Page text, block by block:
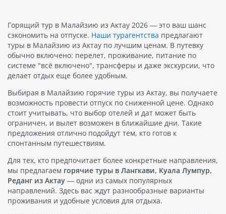
Горящий тур в Малайзию из Актау 2026 — это ваш шанс
сэкономить на отпуске. Наши турагентства предлагают
туры в Малайзию из Актау по лучшим ценам. В путевку
обычно включено: перелет, проживание, питание по
системе "всё включено", трансферы и даже экскурсии, что
делает отдых еще более удобным.
Выбирая в Малайзию горячие туры из Актау, вы получаете
возможность провести отпуск по сниженной цене. Однако
стоит учитывать, что выбор отелей и дат может быть
ограничен, и вылет возможен в ближайшие дни. Такие
предложения отлично подойдут тем, кто готов к
спонтанным путешествиям.
Для тех, кто предпочитает более конкретные направления,
мы предлагаем горячие туры в Лангкави, Куала Лумпур,
Реданг из Актау — одни из самых популярных
направлений. Здесь вас ждут разнообразные варианты
проживания и удобные условия для отдыха.